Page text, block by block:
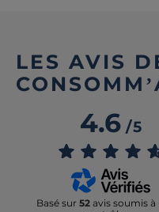
LES AVIS
4.6/5
Basé sur 52 avis soumis à